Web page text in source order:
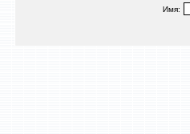
Имя: